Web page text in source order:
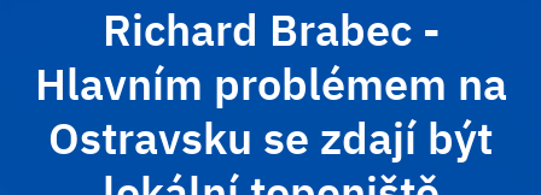
Richard Brabec -
Hlavním problémem na
Ostravsku se zdají být